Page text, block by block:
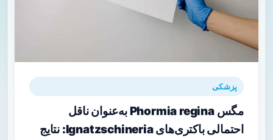
پزشکی
مگس Phormia regina به‌عنوان ناقل
احتمالی باکتری‌های Ignatzschineria: نتایج